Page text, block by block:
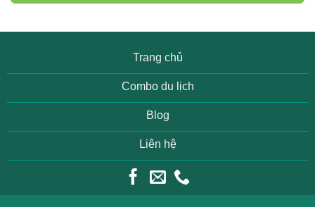
Trang chủ
Combo du lịch
Blog
Liên hệ